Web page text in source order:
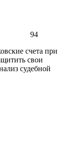
94
счета при
свои
судебной